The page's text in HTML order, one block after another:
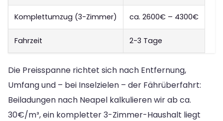
Komplettumzug (3-Zimmer) ca. 2600€ – 4300€
Fahrzeit 2-3 Tage
Die Preisspanne richtet sich nach Entfernung,
Umfang und – bei Inselzielen – der Fährüberfahrt:
Beiladungen nach Neapel kalkulieren wir ab ca.
30€/m³, ein kompletter 3-Zimmer-Haushalt liegt